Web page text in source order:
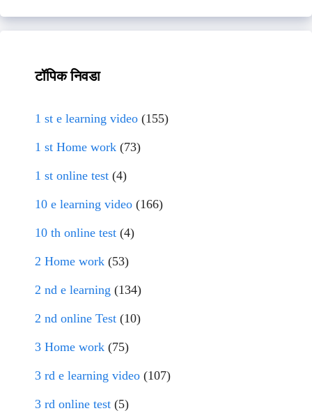
टॉपिक निवडा
1 st e learning video (155)
1 st Home work (73)
1 st online test (4)
10 e learning video (166)
10 th online test (4)
2 Home work (53)
2 nd e learning (134)
2 nd online Test (10)
3 Home work (75)
3 rd e learning video (107)
3 rd online test (5)